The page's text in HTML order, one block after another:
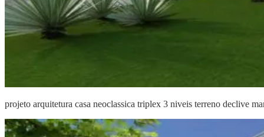
projeto arquitetura casa neoclassica triplex 3 niveis terreno declive